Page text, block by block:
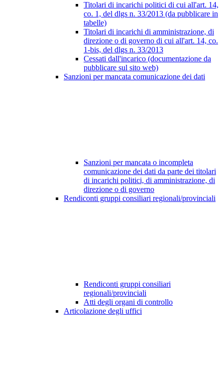
Titolari di incarichi politici di cui all'art. 14,
co. 1, del dlgs n. 33/2013 (da pubblicare in
tabelle)
Titolari di incarichi di amministrazione, di
direzione o di governo di cui all'art. 14, co.
1-bis, del dlgs n. 33/2013
Cessati dall'incarico (documentazione da
pubblicare sul sito web)
Sanzioni per mancata comunicazione dei dati
Sanzioni per mancata o incompleta
comunicazione dei dati da parte dei titolari
di incarichi politici, di amministrazione, di
direzione o di governo
Rendiconti gruppi consiliari regionali/provinciali
Rendiconti gruppi consiliari
regionali/provinciali
Atti degli organi di controllo
Articolazione degli uffici